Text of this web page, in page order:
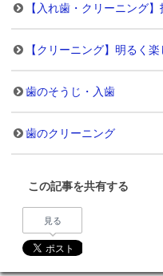
【入れ歯・クリーニング
【クリーニング】明るく
歯のそうじ・入歯
歯のクリーニング
この記事を共有する
見る